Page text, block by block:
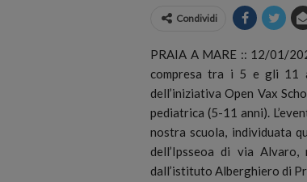
Condividi
PRAIA A MARE :: 12/01/
compresa tra i 5 e gli 11
dell’iniziativa Open Vax
pediatrica (5-11 anni).
nostra scuola, individuata
dell’Ipsseoa di via
dall’istituto Alberghiero di